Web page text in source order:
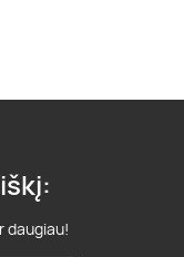
daugiau!